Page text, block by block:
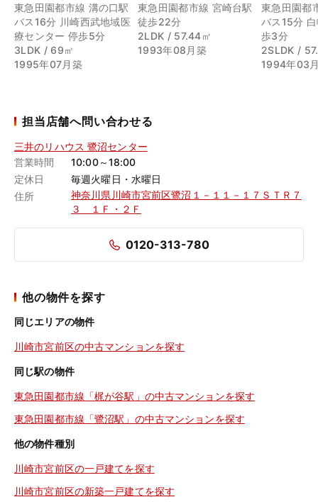
東急田園都市線 溝の口駅
バス16分 川崎西武地域医
療センター 停歩5分
3LDK / 69㎡
1995年07月築
東急田園都市線 宮崎台駅
徒歩22分
2LDK / 57.44㎡
1993年08月築
東急田園都
バス15分
歩3分
2SLDK /
1994年03
担当店舗へ問い合わせる
三井のリハウス 鷺沼センター
営業時間
10:00～18:00
定休日
毎週火曜日・水曜日
住所
神奈川県川崎市宮前区鷺沼１－１１－１７ＳＴＲ７
３ １Ｆ・２Ｆ
0120-313-780
他の物件を探す
同じエリアの物件
川崎市宮前区の中古マンションを探す
同じ駅の物件
東急田園都市線「梶が谷駅」の中古マンションを探す
東急田園都市線「鷺沼駅」の中古マンションを探す
他の物件種別
川崎市宮前区の一戸建てを探す
川崎市宮前区の新築一戸建てを探す